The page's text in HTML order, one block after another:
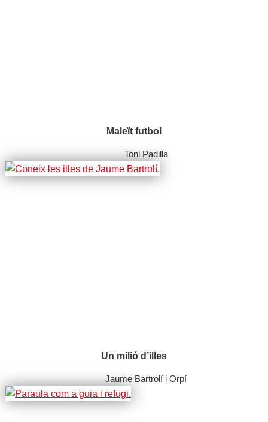
Maleït futbol
Toni Padilla
Un milió d’illes
Jaume Bartrolí i Orpí